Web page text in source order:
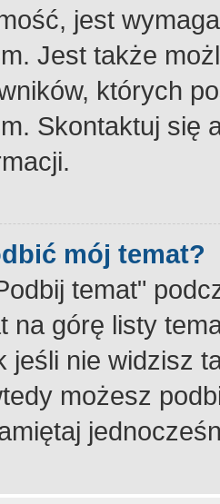
jest
Jest także
których
Skontaktuj się
mój temat?
temat"
na górę listy
jeśli nie widzisz
możesz